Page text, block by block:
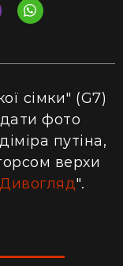
сімки" (G7)
фото
путіна,
верхи
Дивогляд".